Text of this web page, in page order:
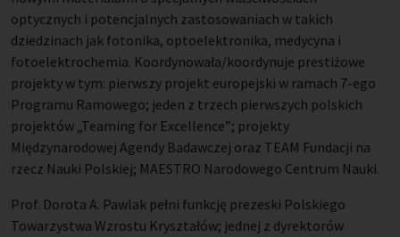
optycznych i potencjalnych zastosowaniach w takich
dziedzinach jak fotonika, optoelektronika, medycyna i
fotoelektrochemia. Koordynowała/koordynuje prestiżowe
projekty w tym: pierwszy projekt europejski w ramach 7-ego
Programu Ramowego; jeden z trzech pierwszych polskich
projektów „Teaming for Excellence”; projekty
Międzynarodowej Agendy Badawczej oraz TEAM Fundacji na
rzecz Nauki Polskiej; MAESTRO Narodowego Centrum Nauki.
Prof. Dorota A. Pawlak pełni funkcję prezeski Polskiego
Towarzystwa Wzrostu Kryształów; jednej z dyrektorów